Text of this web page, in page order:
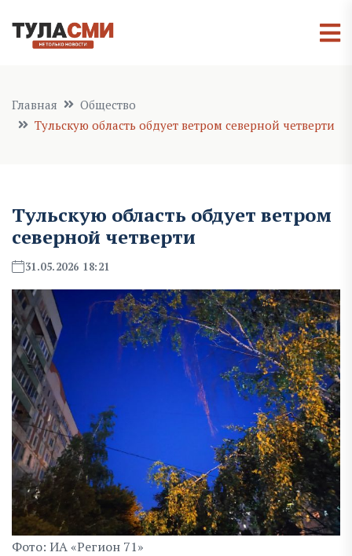
Главная
Общество
Тульскую область обдует ветром северной четверти
Тульскую область обдует ветром
северной четверти
31.05.2026 18:21
Фото: ИА «Регион 71»